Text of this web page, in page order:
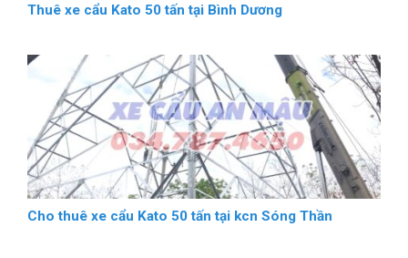
Thuê xe cẩu Kato 50 tấn tại Bình Dương
Cho thuê xe cẩu Kato 50 tấn tại kcn Sóng Thần